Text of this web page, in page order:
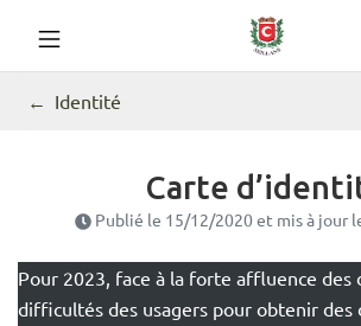
contenu
Identité
Carte
Publié le 15/12/2020et mis à jour
Pour 2023, face à la forte affluence des
difficultés des usagers pour obtenir des